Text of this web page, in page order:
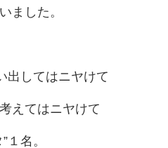
ました。
出してはニヤけて
えてはニヤけて
１名。